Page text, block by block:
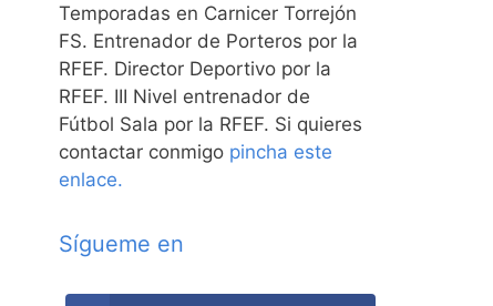
Temporadas en Carnicer Torrejón
FS. Entrenador de Porteros por la
RFEF. Director Deportivo por la
RFEF. III Nivel entrenador de
Fútbol Sala por la RFEF. Si quieres
contactar conmigo pincha este
enlace.
Sígueme en